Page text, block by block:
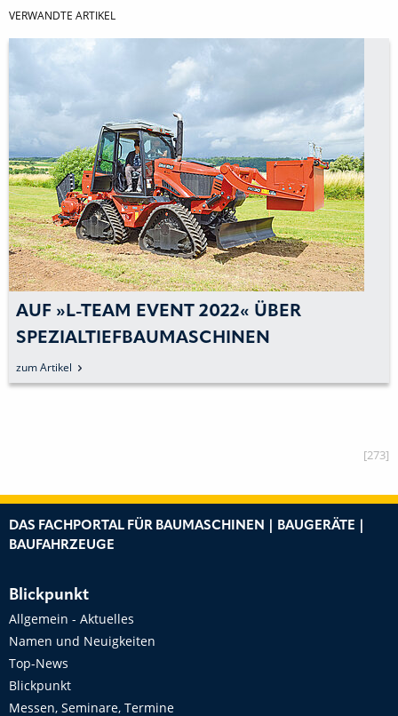
VERWANDTE ARTIKEL
AUF »L-TEAM EVENT 2022« ÜBER
SPEZIALTIEFBAUMASCHINEN
INFORMIERT
zum Artikel
[273]
DAS FACHPORTAL FÜR BAUMASCHINEN | BAUGERÄTE |
BAUFAHRZEUGE
Blickpunkt
Allgemein - Aktuelles
Namen und Neuigkeiten
Top-News
Blickpunkt
Messen, Seminare, Termine